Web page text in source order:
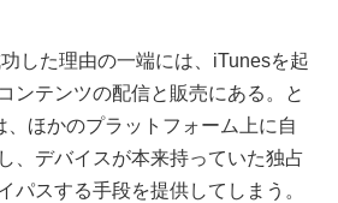
した理由の一端には、iTunesを起
ンテンツの配信と販売にある。と
、ほかのプラットフォーム上に自
、デバイスが本来持っていた独占
パスする手段を提供してしまう。